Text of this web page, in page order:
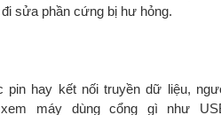
sửa phần cứng bị hư hỏng.
pin hay kết nối truyền dữ liệu,
máy dùng cổng gì như